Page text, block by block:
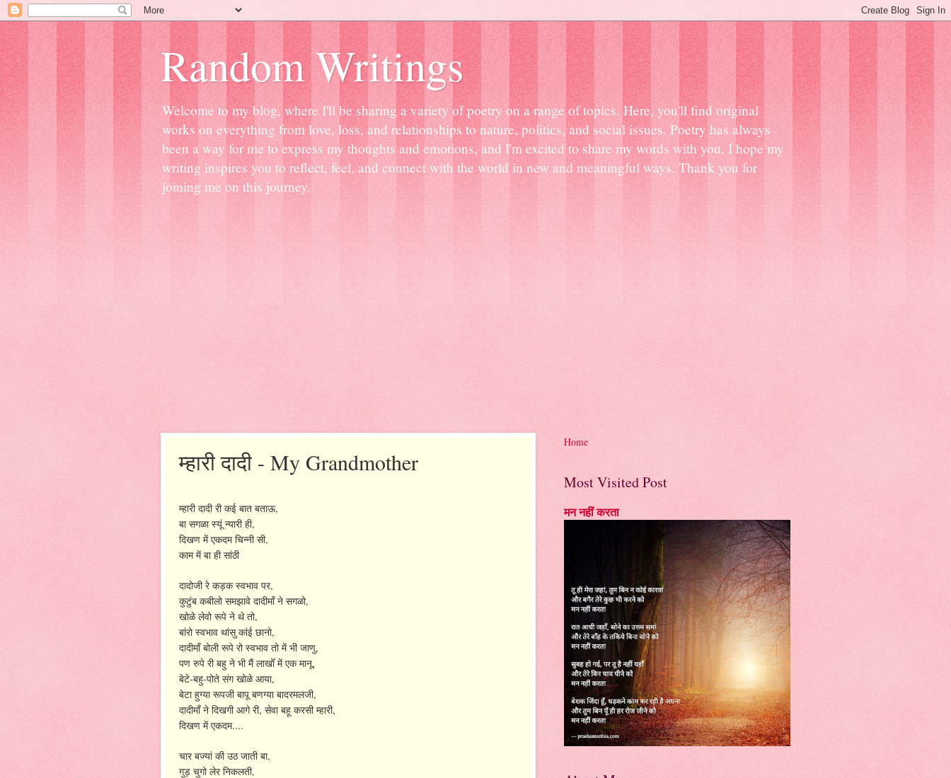
Random Writings
Welcome to my blog, where I'll be sharing a variety of poetry on a range of topics. Here, you'll find original
works on everything from love, loss, and relationships to nature, politics, and social issues. Poetry has always
been a way for me to express my thoughts and emotions, and I'm excited to share my words with you. I hope my
writing inspires you to reflect, feel, and connect with the world in new and meaningful ways. Thank you for
joining me on this journey.
म्हारी दादी - My Grandmother
म्हारी दादी री कई बात बताऊ,
बा सगळा स्यूं न्यारी ही,
दिखण में एकदम चिन्नी सी,
काम में बा ही सांठी
दादोजी रे कड़क स्वभाव पर,
कुटुंब कबीलो समझावे दादीमाँ ने सगळो,
खोळे लेवो रूपे ने थे तो,
बांरो स्वभाव थांसु कांई छानो,
दादीमाँ बोली रूपे रो स्वभाव तो में भी जाणु,
पण रुपे री बहु ने भी मैं लाखोँ में एक मानू,
बेटे-बहु-पोते संग खोळे आया,
बेटा हुग्या रूपजी बापू बणग्या बादरमलजी,
दादीमाँ ने दिखगी आगे री, सेवा बहू करसी म्हारी,
दिखण में एकदम....
चार बज्यां की उठ जाती बा,
गुड़ चुगो लेर निकलती,
Home
Most Visited Post
मन नहीं करता